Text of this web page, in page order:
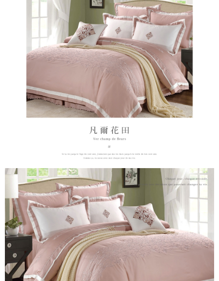
４．使用「AFTEE先享後付」時，將依據個別帳號之用戶狀況，依本公司即
時審查核予不同之上限額度；若仍有額度不足之情形，本公司將視審查結果
請求用戶進行身份認證。
５．嚴禁一人註冊多個帳號或使用他人資訊註冊。若發現惡意使用之情形，
恩沛科技股份有限公司將有權停止該用戶之使用額度並採取法律行動。